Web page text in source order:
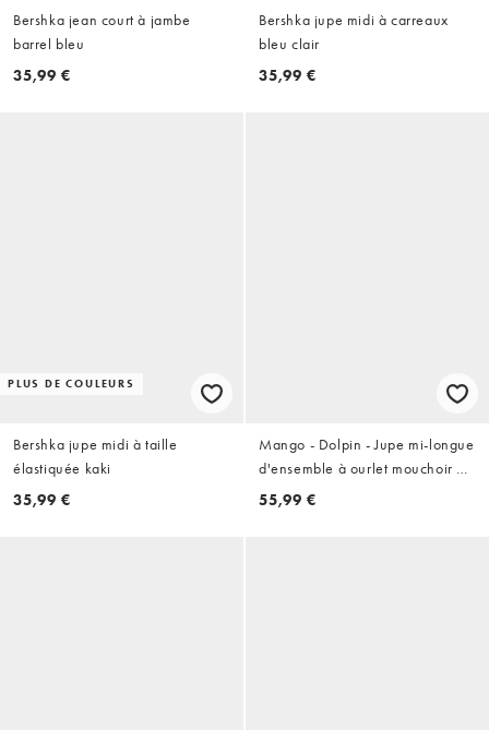
Bershka jean court à jambe
barrel bleu
35,99 €
Bershka jupe midi à carreaux
bleu clair
35,99 €
PLUS DE COULEURS
Bershka jupe midi à taille
élastiquée kaki
35,99 €
Mango - Dolpin - Jupe mi-longue
d'ensemble à ourlet mouchoir et
imprimé à carreaux - Bleu
55,99 €